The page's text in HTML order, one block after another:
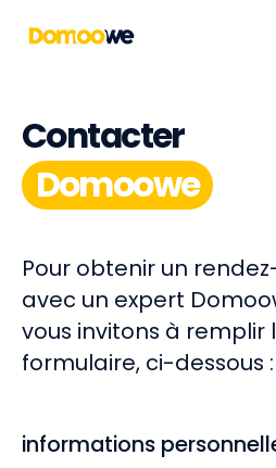
Contacter
Domoowe
Pour obtenir un
avec un expert
vous invitons à remplir
formulaire, ci-dessous :
informations